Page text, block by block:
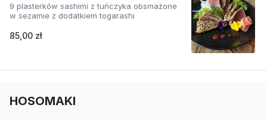
9 plasterków sashimi z tuńczyka obsmażone
w sezamie z dodatkiem togarashi
85,00 zł
HOSOMAKI